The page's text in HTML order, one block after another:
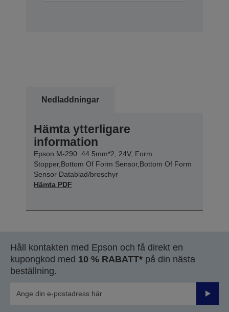
Nedladdningar
Hämta ytterligare
information
Epson M-290: 44.5mm*2, 24V, Form
Stopper,Bottom Of Form Sensor,Bottom Of Form
Sensor Datablad/broschyr
Hämta PDF
Håll kontakten med Epson och få direkt en
kupongkod med 10 % RABATT* på din nästa
beställning.
Skicka